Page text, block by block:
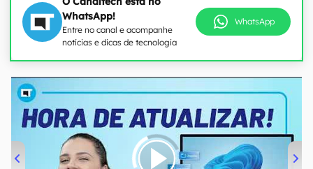
WhatsApp!
Entre no canal e acompanhe
notícias e dicas de tecnologia
WhatsApp